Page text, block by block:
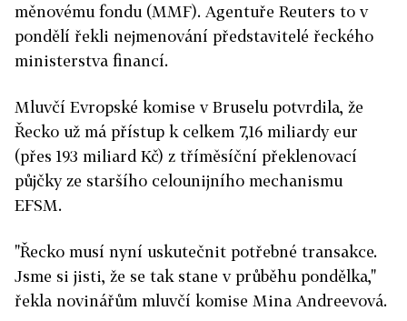
měnovému fondu (MMF). Agentuře Reuters to v
pondělí řekli nejmenování představitelé řeckého
ministerstva financí.
Mluvčí Evropské komise v Bruselu potvrdila, že
Řecko už má přístup k celkem 7,16 miliardy eur
(přes 193 miliard Kč) z tříměsíční překlenovací
půjčky ze staršího celounijního mechanismu
EFSM.
"Řecko musí nyní uskutečnit potřebné transakce.
Jsme si jisti, že se tak stane v průběhu pondělka,"
řekla novinářům mluvčí komise Mina Andreevová.